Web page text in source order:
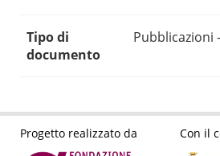
Tipo di
documento
Pubblicazioni
Progetto realizzato da Con il